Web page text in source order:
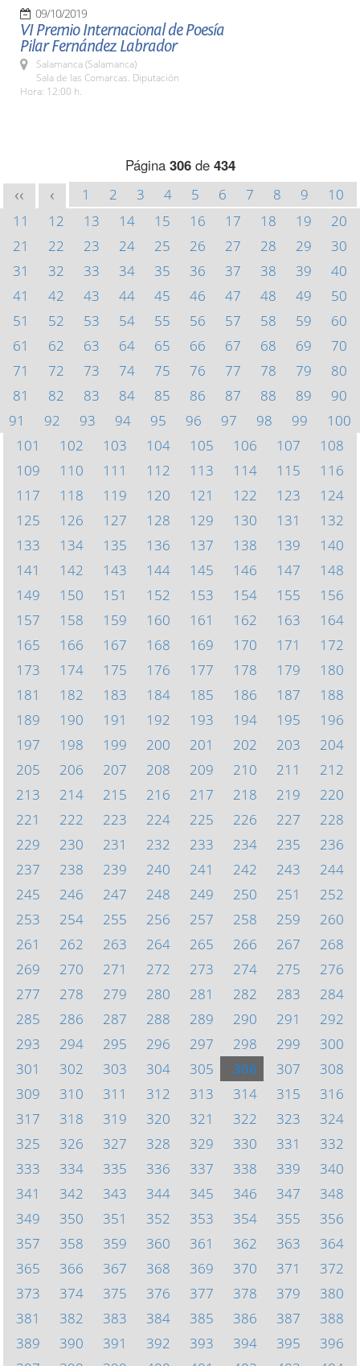
09/10/2019
VI Premio Internacional de Poesía
Pilar Fernández Labrador
Salamanca (Salamanca)
Sala de las Comarcas. Diputación
Hora: 12:00 h.
Página 306de 434
<< < 1 2 3 4 5 6 7 8 9
10
11
12 13 14 15 16 17 18 19
20
21
22 23 24 25 26 27 28 29
30
31
32 33 34 35 36 37 38 39
40
41
42 43 44 45 46 47 48 49
50
51
52 53 54 55 56 57 58 59
60
61
62 63 64 65 66 67 68 69
70
71
72 73 74 75 76 77 78 79
80
81
82 83 84 85 86 87 88 89
90
91
92 93 94 95 96 97 98 99
100
101
102 103 104 105 106 107
108
109
110 111 112 113 114 115
116
117
118 119 120 121 122 123
124
125
126 127 128 129 130 131
132
133
134 135 136 137 138 139
140
141
142 143 144 145 146 147
148
149
150 151 152 153 154 155
156
157
158 159 160 161 162 163
164
165
166 167 168 169 170 171
172
173
174 175 176 177 178 179
180
181
182 183 184 185 186 187
188
189
190 191 192 193 194 195
196
197
198 199 200 201 202 203
204
205
206 207 208 209 210 211
212
213
214 215 216 217 218 219
220
221
222 223 224 225 226 227
228
229
230 231 232 233 234 235
236
237
238 239 240 241 242 243
244
245
246 247 248 249 250 251
252
253
254 255 256 257 258 259
260
261
262 263 264 265 266 267
268
269
270 271 272 273 274 275
276
277
278 279 280 281 282 283
284
285
286 287 288 289 290 291
292
293
294 295 296 297 298 299
300
301
302 303 304 305 306 307
308
309
310 311 312 313 314 315
316
317
318 319 320 321 322 323
324
325
326 327 328 329 330 331
332
333
334 335 336 337 338 339
340
341
342 343 344 345 346 347
348
349
350 351 352 353 354 355
356
357
358 359 360 361 362 363
364
365
366 367 368 369 370 371
372
373
374 375 376 377 378 379
380
381
382 383 384 385 386 387
388
389
390 391 392 393 394 395
396